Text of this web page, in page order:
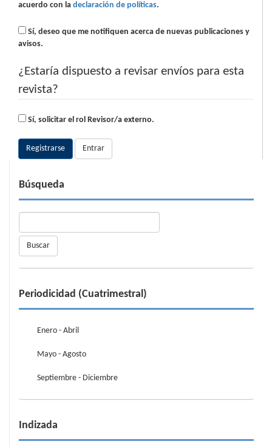
acuerdo con la declaración de políticas.
avisos.
¿Estaría dispuesto a revisar envíos para esta
revista?
Sí, solicitar el rol Revisor/a externo.
Registrarse Entrar
Búsqueda
Buscar
Periodicidad (Cuatrimestral)
Enero - Abril
Mayo - Agosto
Septiembre - Diciembre
Indizada